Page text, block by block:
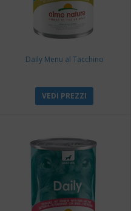
Daily Menu al Tacchino
VEDI PREZZI